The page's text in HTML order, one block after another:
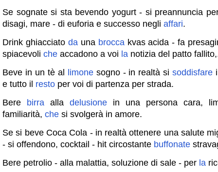
Se sognate si sta bevendo yogurt - si preannuncia
disagi, mare - di euforia e successo negli affari.
Drink ghiacciato dauna broccakvas acida - fa
spiacevoli che accadono a voi la notizia del patto
Beve in un tè al
limonesogno - in realtà sisoddisfare
e tutto il resto per voi di partenza per strada.
Bere birra alla delusione in una persona cara,
familiarità, che si svolgerà in amore.
Se si beve Coca Cola - in realtà ottenere una salute
- si offendono, cocktail - hit circostante buffonate
Bere petrolio - alla malattia, soluzione di sale - per la